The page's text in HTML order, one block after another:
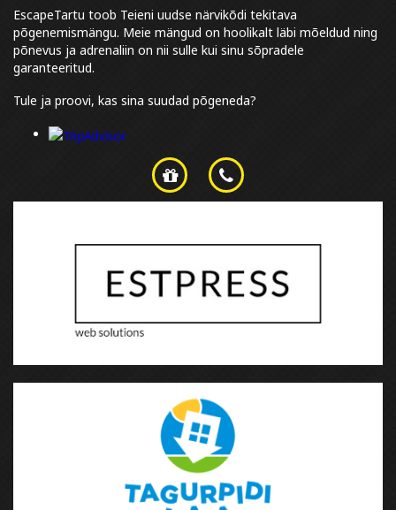
EscapeTartu toob Teieni uudse närvikõdi tekitava
põgenemismängu. Meie mängud on hoolikalt läbi mõeldud ning
põnevus ja adrenaliin on nii sulle kui sinu sõpradele
garanteeritud.
Tule ja proovi, kas sina suudad põgeneda?